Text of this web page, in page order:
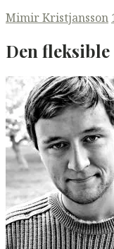
Mimir Kristjansson
Den